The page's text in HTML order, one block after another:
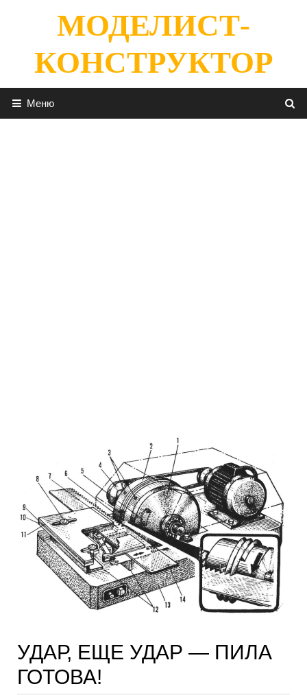
содержимомуМОДЕЛИСТ-
КОНСТРУКТОР
Меню
УДАР, ЕЩЕ УДАР — ПИЛА
ГОТОВА!